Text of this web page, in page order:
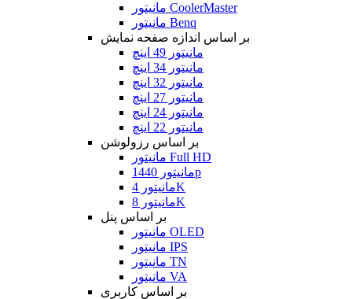
مانیتور CoolerMaster
مانیتور Benq
بر اساس اندازه صفحه نمایش
مانیتور 49 اینچ
مانیتور 34 اینچ
مانیتور 32 اینچ
مانیتور 27 اینچ
مانیتور 24 اینچ
مانیتور 22 اینچ
بر اساس رزولوشن
مانیتور Full HD
مانیتور 1440p
مانیتور 4K
مانیتور 8K
بر اساس پنل
مانیتور OLED
مانیتور IPS
مانیتور TN
مانیتور VA
بر اساس کاربری